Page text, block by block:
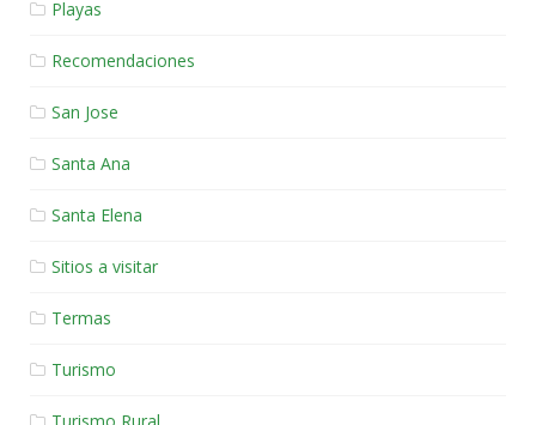
Playas
Recomendaciones
San Jose
Santa Ana
Santa Elena
Sitios a visitar
Termas
Turismo